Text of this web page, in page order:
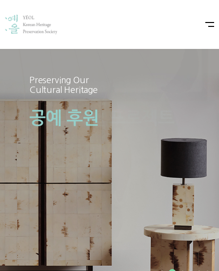
Preserving Our
Cultural Heritage
공예 후원
Preserving Our
Cultural Heritage
예올×샤넬 프로젝트